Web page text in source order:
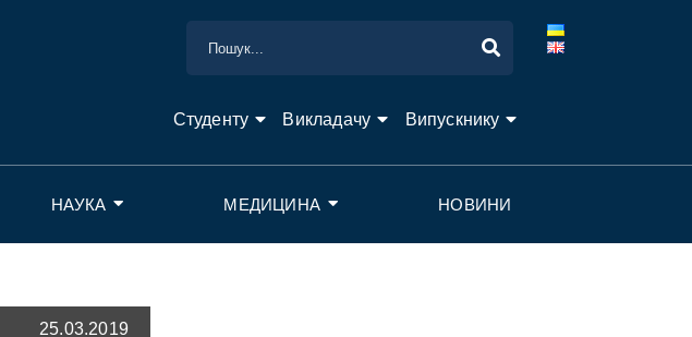
Студенту Викладачу Випускнику
НАУКА МЕДИЦИНА НОВИНИ
25.03.2019